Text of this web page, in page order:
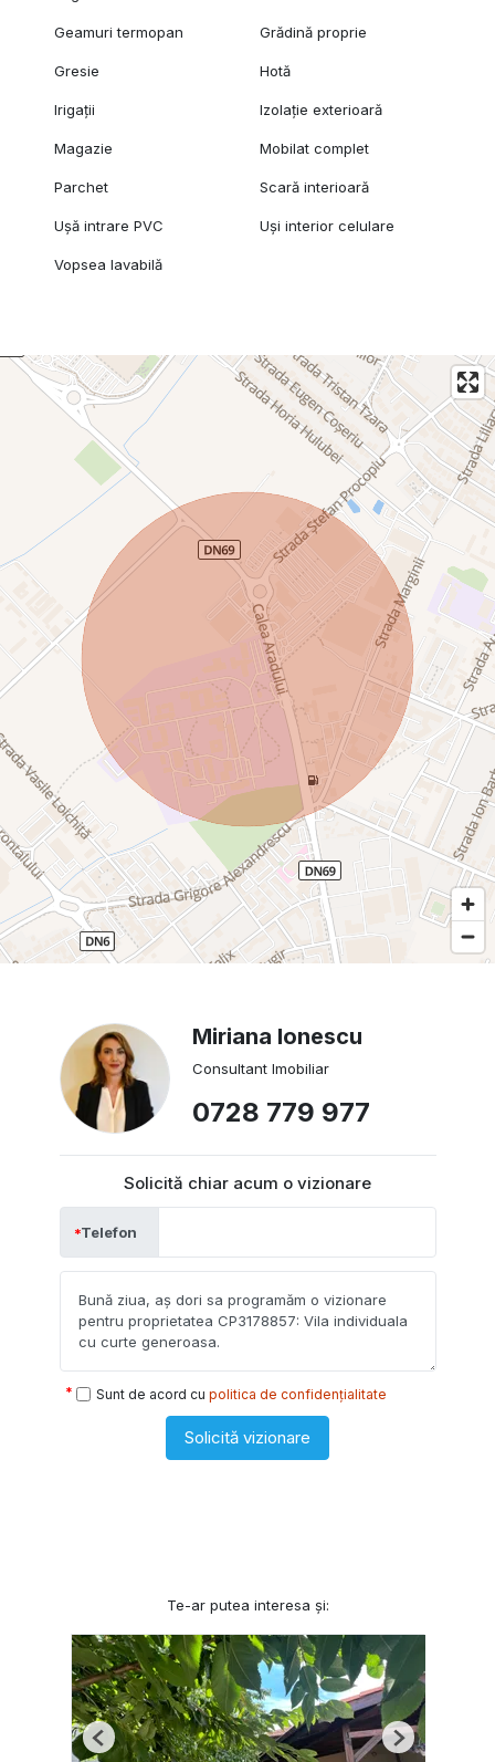
Geamuri termopan Grădină proprie
Gresie Hotă
Irigații Izolație exterioară
Magazie Mobilat complet
Parchet Scară interioară
Ușă intrare PVC Uși interior celulare
Vopsea lavabilă
Miriana Ionescu
Consultant Imobiliar
0728 779 977
Solicită chiar acum o vizionare
Telefon
Sunt de acord cu politica de confidențialitate
Solicită vizionare
Te-ar putea interesa și:
Previous Next